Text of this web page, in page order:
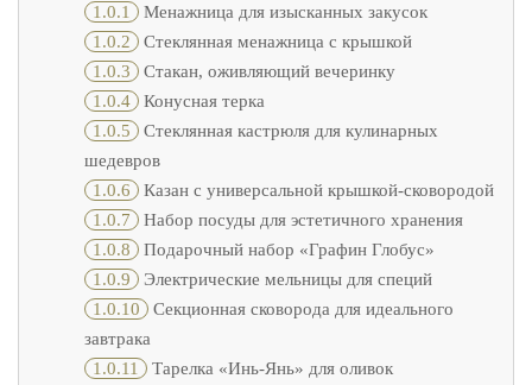
1.0.1
Менажница для изысканных закусок
1.0.2
Стеклянная менажница с крышкой
1.0.3
Стакан, оживляющий вечеринку
1.0.4
Конусная терка
1.0.5
Стеклянная кастрюля для кулинарных
шедевров
1.0.6
Казан с универсальной крышкой-сковородой
1.0.7
Набор посуды для эстетичного хранения
1.0.8
Подарочный набор «Графин Глобус»
1.0.9
Электрические мельницы для специй
1.0.10
Секционная сковорода для идеального
завтрака
1.0.11
Тарелка «Инь-Янь» для оливок